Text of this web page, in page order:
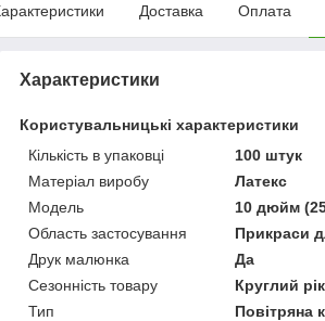
Доставка Оплата
Характеристики
Користувальницькі характеристики
Кількість в упаковці
100 штук
Матеріал виробу
Латекс
Мoдель
10 дюйм
Область застосування
Прикраси
Друк малюнка
Да
Сезонність товару
Круглий рік
Тип
Повітряна